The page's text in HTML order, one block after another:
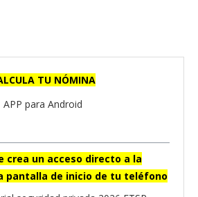
TU NÓMINA
APP para Android
crea un acceso directo a la
pantalla de inicio de tu teléfono